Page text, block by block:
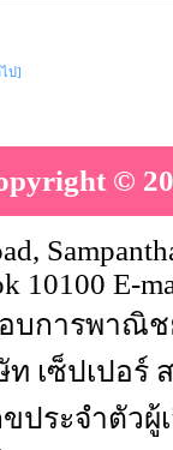
ป]
©
10100 E-
บการพาณิช
ท เซ็ปเปอร์
ขประจำตัวผู้